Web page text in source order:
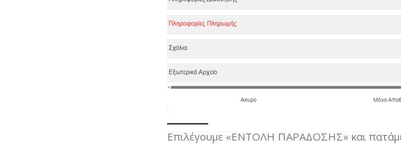
Επιλέγουμε «ΕΝΤΟΛΗ ΠΑΡΑΔΟΣΗΣ» και